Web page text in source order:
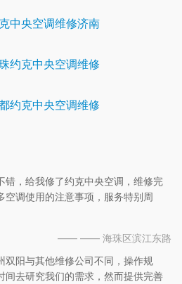
中央空调维修济南
约克中央空调维修
约克中央空调维修
错，给我修了约克中央空调，维修完
空调使用的注意事项，服务特别周
—— —— 海珠区滨江东路
双阳与其他维修公司不同，操作规
间去研究我们的需求，然而提供完善